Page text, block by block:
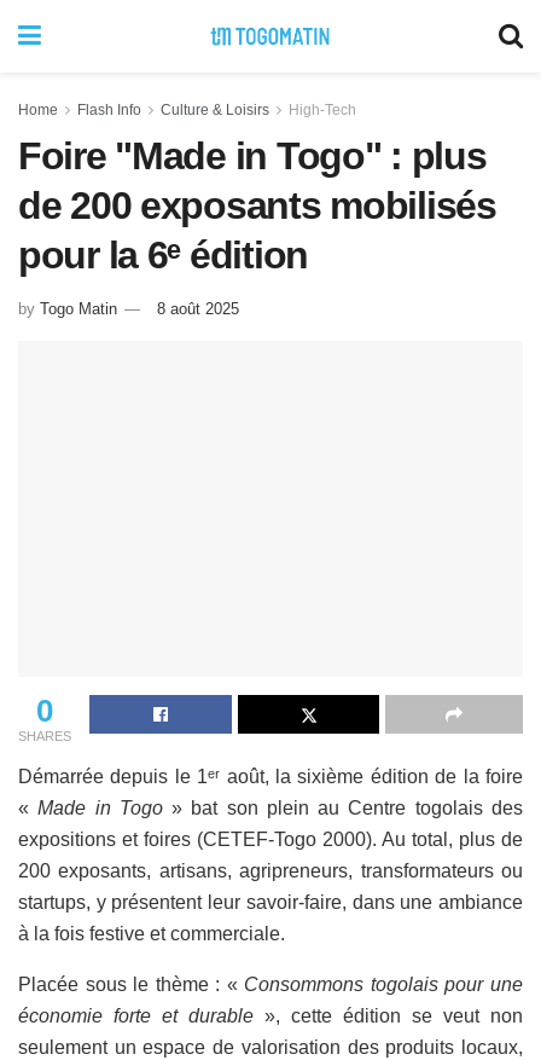
Home Flash Info Culture & Loisirs High-Tech
Foire "Made in Togo" : plus
de 200 exposants mobilisés
pour la 6ᵉ édition
by Togo Matin 8 août 2025
0
SHARES
Démarrée depuis le 1ᵉʳ août, la sixième édition de la foire
«Made in Togo» bat son plein au Centre togolais des
expositions et foires (CETEF-Togo 2000). Au total, plus de
200 exposants, artisans, agripreneurs, transformateurs ou
startups, y présentent leur savoir-faire, dans une ambiance
à la fois festive et commerciale.
Placée sous le thème : « Consommons togolais pour une
économie forte et durable », cette édition se veut non
seulement un espace de valorisation des produits locaux,